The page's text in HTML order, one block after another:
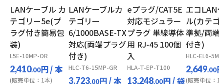
LANケーブル カ
テゴリー5e(プ
ラグ付き簡易包
装)
L5E-10MP-OR
2,410.00円/ 本
(販売単位：1本)
LANケーブルカ
テゴリー
6/1000BASE-TX
対応(両端プラグ
付き)
HLC-T6-15MP-GR
3,723.00円/ 本
eプラグ/CAT5E
対応モジュラー
プラグ 単線導体
用 RJ-45 100個
入
HLA-T-EP-T100
13,248.00円/ 袋
エコ
ル(カテ
準拠/両
付き)
HLC-EL6-
2,649.00
(販売単位：